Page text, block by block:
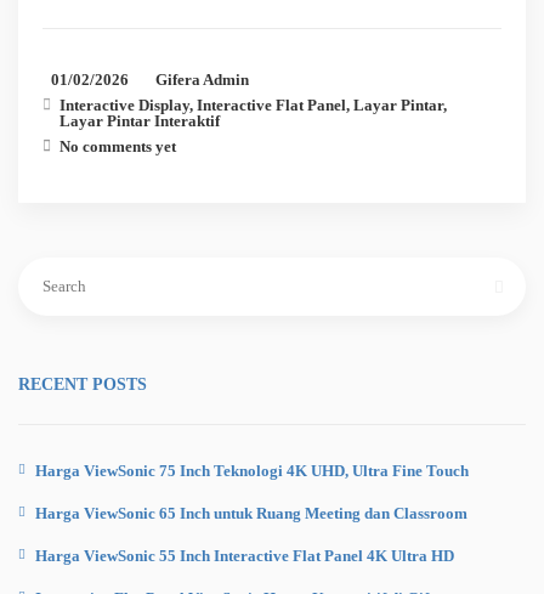
01/02/2026
Gifera Admin
Interactive Display, Interactive Flat Panel, Layar Pintar,
Layar Pintar Interaktif
No comments yet
RECENT POSTS
Harga ViewSonic 75 Inch Teknologi 4K UHD, Ultra Fine Touch
Harga ViewSonic 65 Inch untuk Ruang Meeting dan Classroom
Harga ViewSonic 55 Inch Interactive Flat Panel 4K Ultra HD